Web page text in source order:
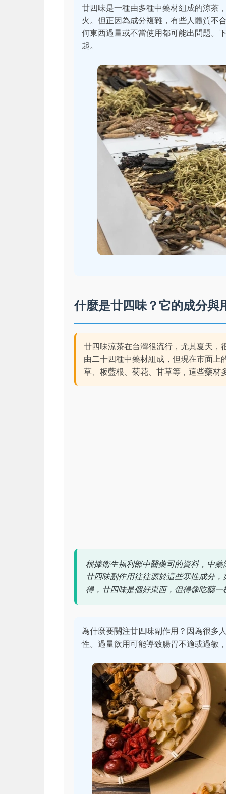
廿四味是一種由多種中藥材組成的涼茶
火。但正因為成分複雜，有些人體質不
何東西過量或不當使用都可能出問題。
起。
什麼是廿四味？它的成分與
廿四味涼茶在台灣很流行，尤其夏天，
由二十四種中藥材組成，但現在市面
草、板藍根、菊花、甘草等，這些藥材
根據衛生福利部中醫藥司的資料，中
廿四味副作用往往源於這些寒性成分
得，廿四味是個好東西，但得像吃藥
為什麼要關注廿四味副作用？因為很多
性。過量飲用可能導致腸胃不適或過敏